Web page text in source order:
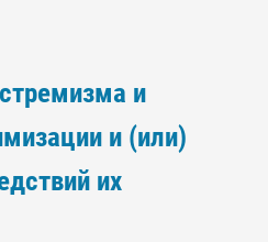
и
и (или)
их